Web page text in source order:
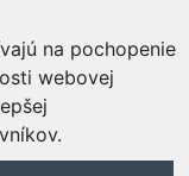
na pochopenie
webovej